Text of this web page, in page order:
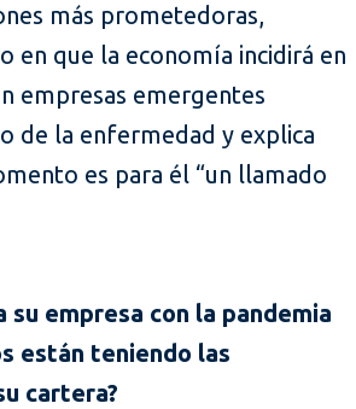
más prometedoras,
en que la economía incidirá en
empresas emergentes
de la enfermedad y explica
es para él “un llamado
su empresa con la pandemia
están teniendo las
cartera?